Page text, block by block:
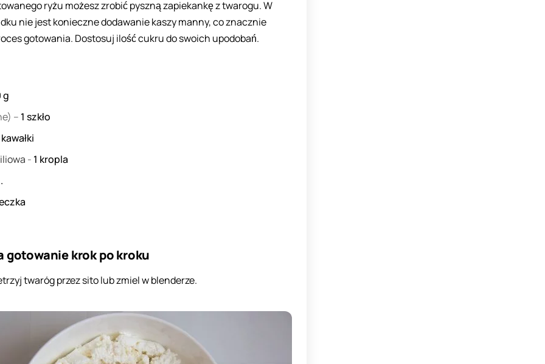
ryżu możesz zrobić pyszną zapiekankę z twarogu. W
nie jest konieczne dodawanie kaszy manny, co znacznie
gotowania. Dostosuj ilość cukru do swoich upodobań.
g
– 1 szkło
kawałki
- 1 kropla
gotowanie krok po kroku
twaróg przez sito lub zmiel w blenderze.